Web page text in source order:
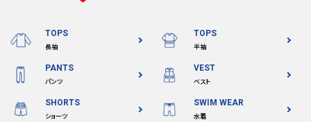
TOPS
長袖
TOPS
半袖
PANTS
パンツ
VEST
ベスト
SHORTS
ショーツ
SWIM WEAR
水着